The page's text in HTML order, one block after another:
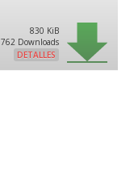
830 KiB
762 Downloads
DETALLES